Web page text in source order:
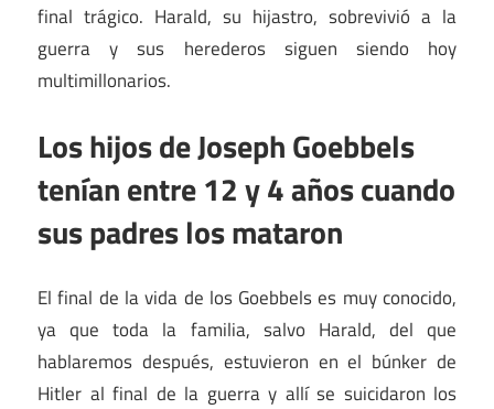
final trágico. Harald, su hijastro, sobrevivió a la
guerra y sus herederos siguen siendo hoy
multimillonarios.
Los hijos de Joseph Goebbels
tenían entre 12 y 4 años cuando
sus padres los mataron
El final de la vida de los Goebbels es muy conocido,
ya que toda la familia, salvo Harald, del que
hablaremos después, estuvieron en el búnker de
Hitler al final de la guerra y allí se suicidaron los